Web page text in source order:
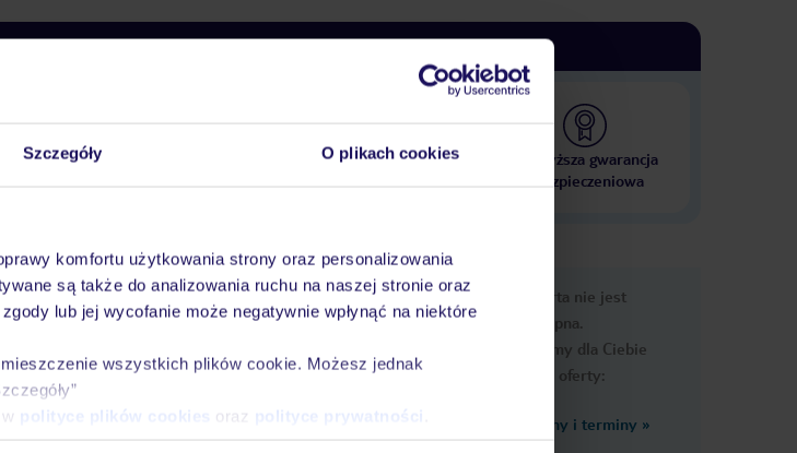
Szczegóły O plikach cookies
komfortu użytkowania strony oraz personalizowania
są także do analizowania ruchu na naszej stronie oraz
lub jej wycofanie może negatywnie wpłynąć na niektóre
wszystkich plików cookie. Możesz jednak
polityce plików cookies oraz polityce prywatności
warto wybrać TUI?
Tylko u nas opieka na
10 000 hoteli w ponad 50
Najwyższa gwarancja
ubezpieczeniowa
Wyżywienie Atrakcje
Ważne
informacje
Ups, ta oferta nie jest
dostępna.
Przygotowaliśmy dla Ciebie
podobne oferty:
Zobacz inne ceny i terminy »